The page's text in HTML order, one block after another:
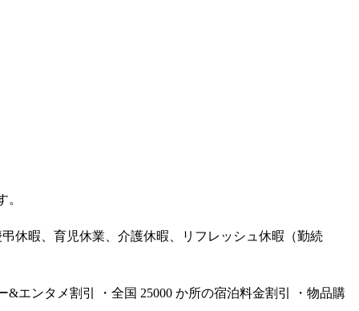
休暇、育児休業、介護休暇、リフレッシュ休暇（勤続
エンタメ割引 ・全国 25000 か所の宿泊料金割引 ・物品購